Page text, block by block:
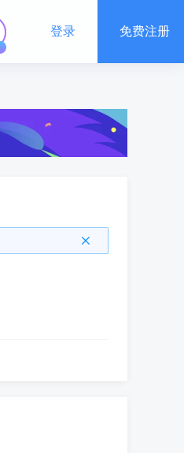
登录 免费注册